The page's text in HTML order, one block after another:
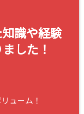
識や経験
した！
ューム！